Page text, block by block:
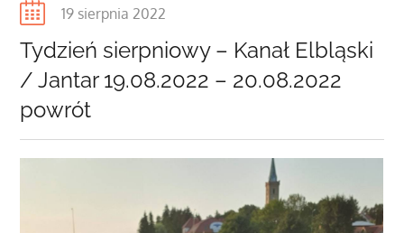
Posted
19 sierpnia 2022
Tydzień sierpniowy – Kanał Elbląski
/ Jantar 19.08.2022 – 20.08.2022
powrót